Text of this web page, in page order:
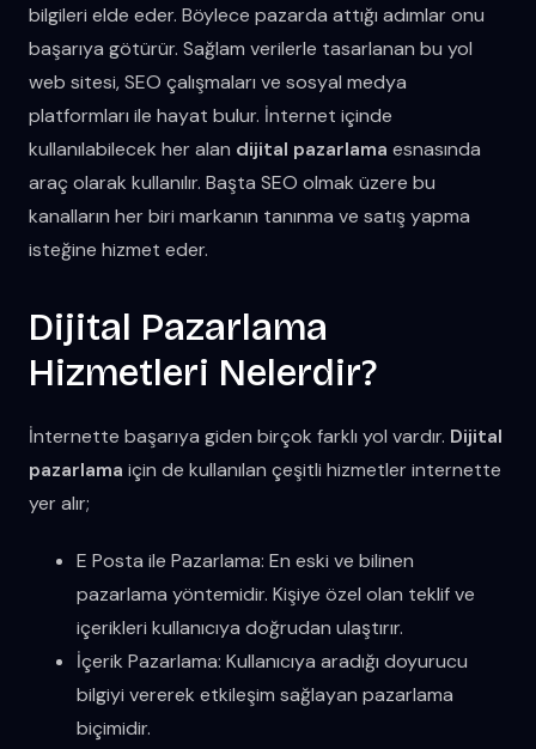
bilgileri elde eder. Böylece pazarda attığı adımlar onu
başarıya götürür. Sağlam verilerle tasarlanan bu yol
web sitesi, SEO çalışmaları ve sosyal medya
platformları ile hayat bulur. İnternet içinde
kullanılabilecek her alan dijital pazarlama esnasında
araç olarak kullanılır. Başta SEO olmak üzere bu
kanalların her biri markanın tanınma ve satış yapma
isteğine hizmet eder.
Dijital Pazarlama
Hizmetleri Nelerdir?
İnternette başarıya giden birçok farklı yol vardır. Dijital
pazarlama için de kullanılan çeşitli hizmetler internette
yer alır;
E Posta ile Pazarlama: En eski ve bilinen
pazarlama yöntemidir. Kişiye özel olan teklif ve
içerikleri kullanıcıya doğrudan ulaştırır.
İçerik Pazarlama: Kullanıcıya aradığı doyurucu
bilgiyi vererek etkileşim sağlayan pazarlama
biçimidir.